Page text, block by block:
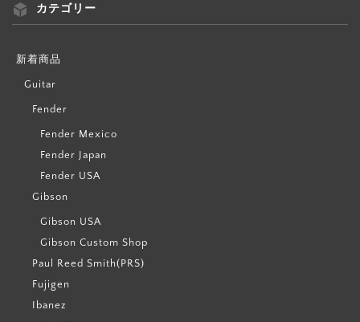
カテゴリー
新着商品
Guitar
Fender
Fender Mexico
Fender Japan
Fender USA
Gibson
Gibson USA
Gibson Custom Shop
Paul Reed Smith(PRS)
Fujigen
Ibanez